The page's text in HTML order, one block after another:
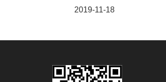
2019-11-18